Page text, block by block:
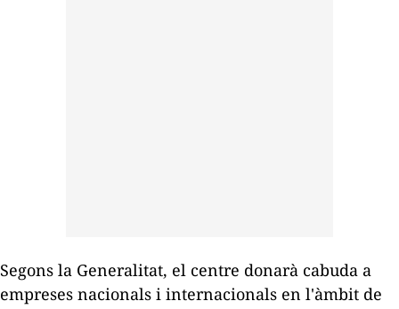
Segons la Generalitat, el centre donarà cabuda a
empreses nacionals i internacionals en l'àmbit de